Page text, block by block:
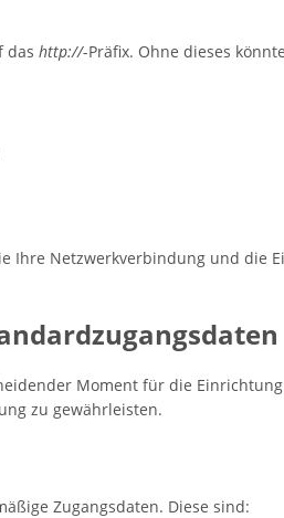
das http://-Präfix. Ohne dieses
Ihre Netzwerkverbindung und die
Moment für die
zu gewährleisten.
Zugangsdaten. Diese sind: